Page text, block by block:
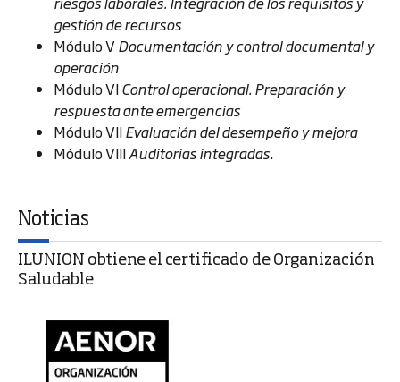
gestión de recursos
Módulo VDocumentación y control documental y
operación
Módulo VIControl operacional. Preparación y
respuesta ante emergencias
Módulo VIIEvaluación del desempeño y mejora
Módulo VIIIAuditorías integradas.
Noticias
ILUNION obtiene el certificado de Organización
Saludable